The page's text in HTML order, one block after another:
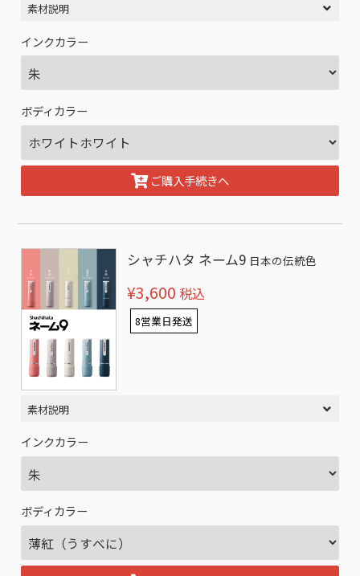
素材説明
インクカラー
ボディカラー
ご購入手続きへ
シャチハタ ネーム9 日本の伝統色
¥3,600 税込
8営業日発送
素材説明
インクカラー
ボディカラー